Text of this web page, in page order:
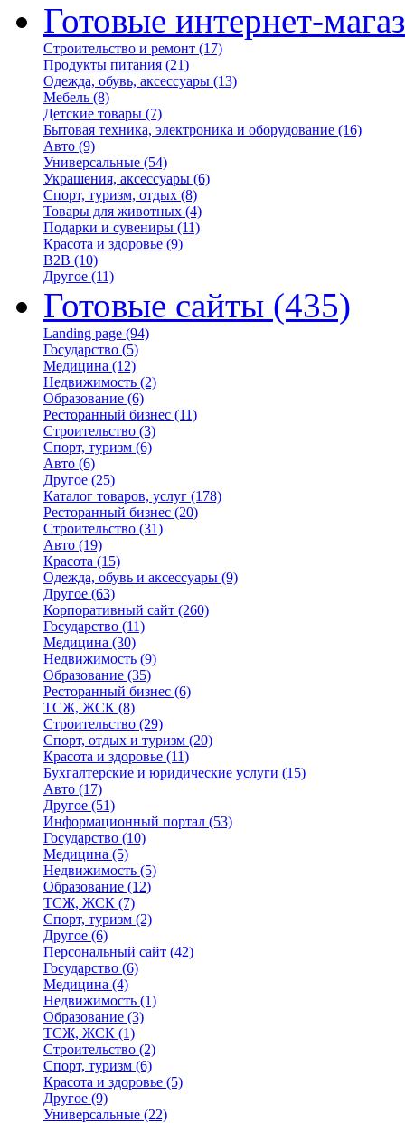
Готовые интернет-
Строительство и ремонт (17)
Продукты питания (21)
Одежда, обувь, аксессуары (13)
Мебель (8)
Детские товары (7)
Бытовая техника, электроника и оборудование (16)
Авто (9)
Универсальные (54)
Украшения, аксессуары (6)
Спорт, туризм, отдых (8)
Товары для животных (4)
Подарки и сувениры (11)
Красота и здоровье (9)
B2B (10)
Другое (11)
Готовые сайты (435)
Landing page (94)
Государство (5)
Медицина (12)
Недвижимость (2)
Образование (6)
Ресторанный бизнес (11)
Строительство (3)
Спорт, туризм (6)
Авто (6)
Другое (25)
Каталог товаров, услуг (178)
Ресторанный бизнес (20)
Строительство (31)
Авто (19)
Красота (15)
Одежда, обувь и аксессуары (9)
Другое (63)
Корпоративный сайт (260)
Государство (11)
Медицина (30)
Недвижимость (9)
Образование (35)
Ресторанный бизнес (6)
ТСЖ, ЖСК (8)
Строительство (29)
Спорт, отдых и туризм (20)
Красота и здоровье (11)
Бухгалтерские и юридические услуги (15)
Авто (17)
Другое (51)
Информационный портал (53)
Государство (10)
Медицина (5)
Недвижимость (5)
Образование (12)
ТСЖ, ЖСК (7)
Спорт, туризм (2)
Другое (6)
Персональный сайт (42)
Государство (6)
Медицина (4)
Недвижимость (1)
Образование (3)
ТСЖ, ЖСК (1)
Строительство (2)
Спорт, туризм (6)
Красота и здоровье (5)
Другое (9)
Универсальные (22)